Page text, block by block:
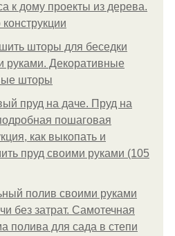
к дому проекты из дерева.
шторы для беседки
руками. Декоративные
шторы
пруд на даче. Пруд на
пошаговая
как выкопать и
пруд своими руками (105
полив своими руками
без затрат. Самотечная
полива для сада в степи